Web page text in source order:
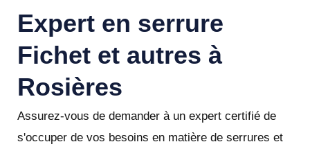
Expert en serrure
Fichet et autres à
Rosières
Assurez-vous de demander à un expert certifié de
s'occuper de vos besoins en matière de serrures et